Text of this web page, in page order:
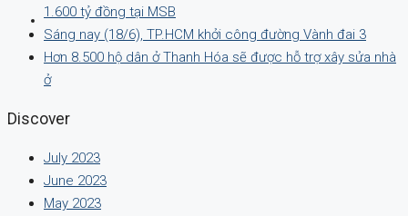
1.600 tỷ đồng tại MSB
Sáng nay (18/6), TP.HCM khởi công đường Vành đai 3
Hơn 8.500 hộ dân ở Thanh Hóa sẽ được hỗ trợ xây sửa nhà
ở
Discover
July 2023
June 2023
May 2023